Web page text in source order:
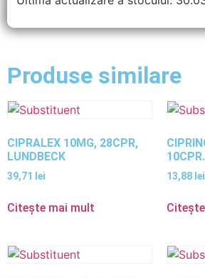
Produse similare
CIPRALEX 10MG, 28CPR,
LUNDBECK
39,71 lei
Citește mai mult
13,88 lei